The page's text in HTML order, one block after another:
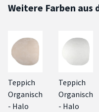
Weitere Farben aus
Teppich
Organisch
- Halo
Teppich
Organisch
- Halo